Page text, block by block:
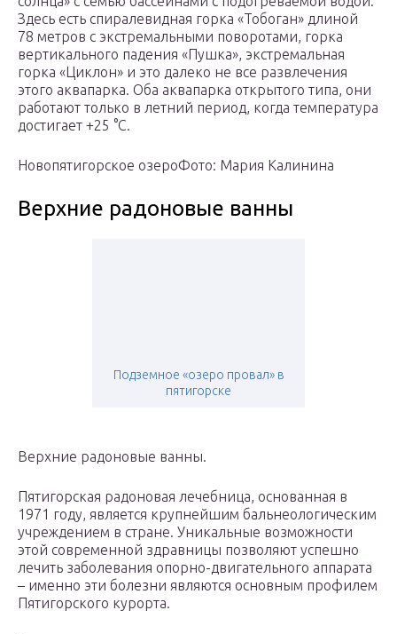
Здесь есть спиралевидная горка «Тобоган» длиной
78 метров с экстремальными поворотами, горка
вертикального падения «Пушка», экстремальная
горка «Циклон» и это далеко не все развлечения
этого аквапарка. Оба аквапарка открытого типа, они
работают только в летний период, когда температура
достигает +25 °C.
Новопятигорское озероФото: Мария Калинина
Верхние радоновые ванны
Подземное «озеро провал» в
пятигорске
Верхние радоновые ванны.
Пятигорская радоновая лечебница, основанная в
1971 году, является крупнейшим бальнеологическим
учреждением в стране. Уникальные возможности
этой современной здравницы позволяют успешно
лечить заболевания опорно-двигательного аппарата
– именно эти болезни являются основным профилем
Пятигорского курорта.